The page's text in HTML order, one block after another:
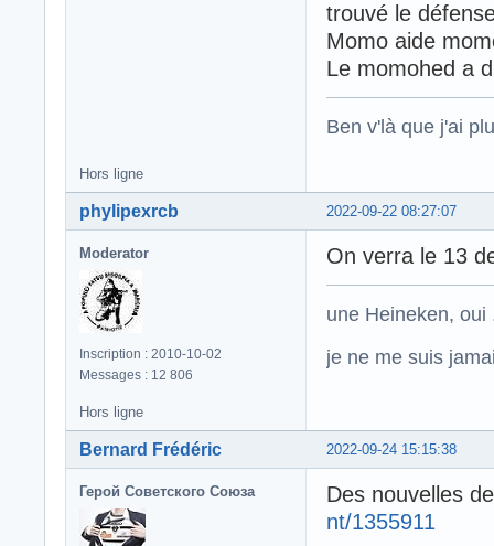
trouvé le
Momo aide
Le momohed a
Ben v'là que j'ai
Hors ligne
2022-09-22 08:27:07
phylipexrcb
Moderator
Inscription : 2010-10-02
Messages : 12 806
On verra le 13
une Heineken,
je ne me suis
Hors ligne
2022-09-24 15:15:38
Bernard Frédéric
Герой Советского Союза
Des nouvelles
nt/1355911